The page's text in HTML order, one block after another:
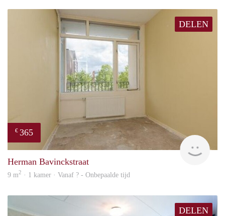
DELEN
€ 365
Herman Bavinckstraat
9 m2 · 1 kamer · Vanaf ? - Onbepaalde tijd
DELEN